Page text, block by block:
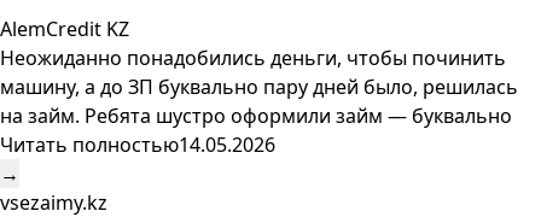
AlemCredit KZ
Неожиданно понадобились деньги, чтобы починить
машину, а до ЗП буквально пару дней было, решилась
на займ. Ребята шустро оформили займ — буквально
Читать полностью14.05.2026
→
vsezaimy.kz